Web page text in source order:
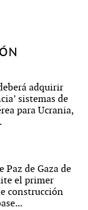
adquirir
sistemas de
para Ucrania,
Paz de Gaza de
el primer
construcción